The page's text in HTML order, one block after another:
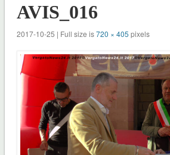
AVIS_016
2017-10-25 | Full size is720 × 405 pixels